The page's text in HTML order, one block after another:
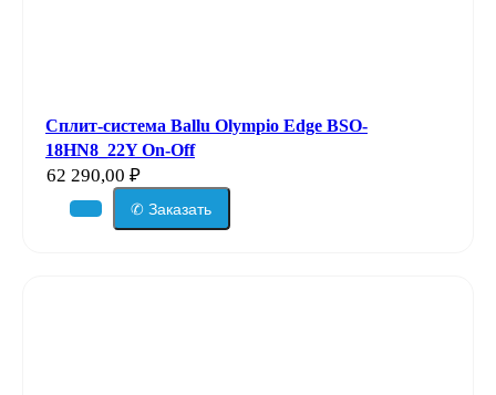
Сплит-система Ballu Olympio Edge BSO-
18HN8_22Y On-Off
62 290,00 ₽
✆ Заказать